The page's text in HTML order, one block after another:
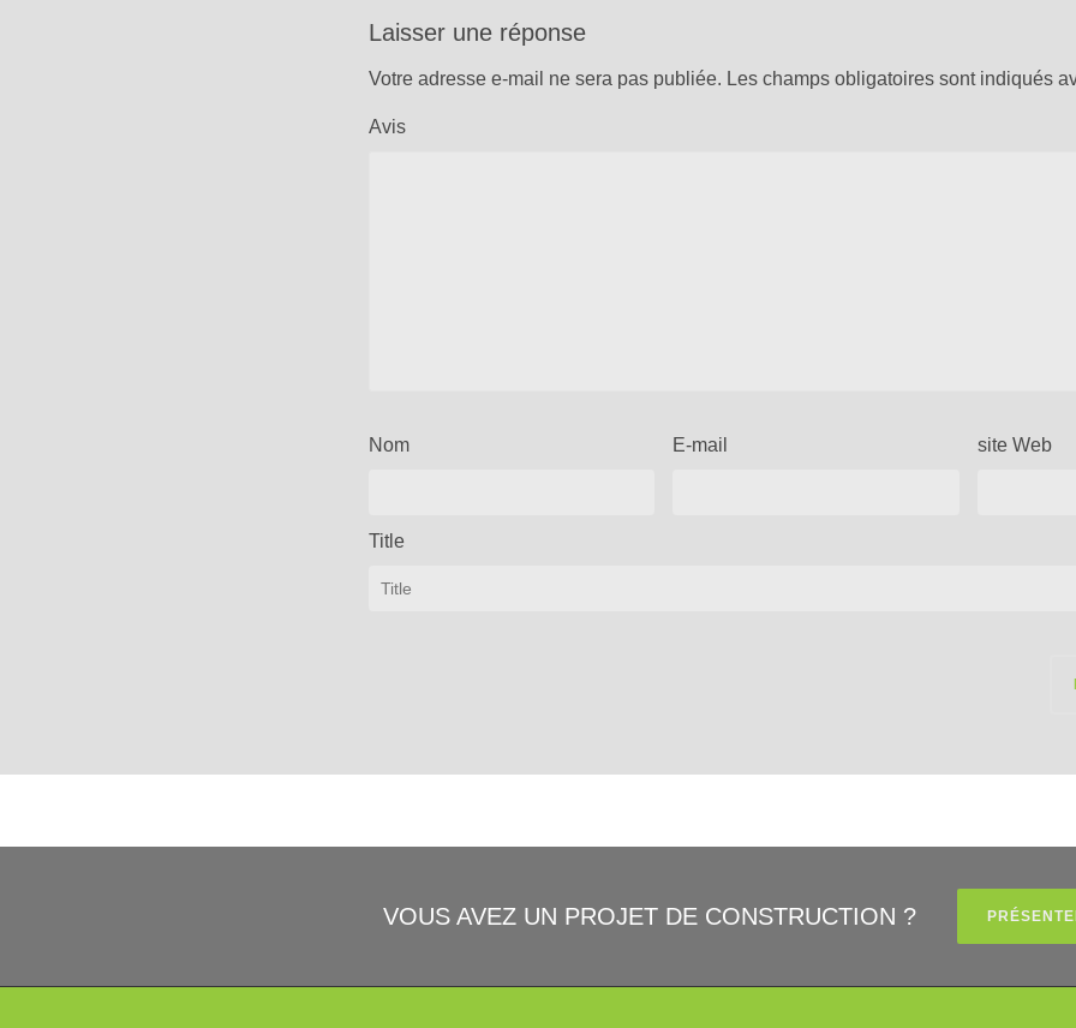
Laisser une réponse
Votre adresse e-mail ne sera pas publiée. Les champs obligatoires sont indiqués
Avis
Nom E-mail site Web
Title
VOUS AVEZ UN PROJET DE CONSTRUCTION ?